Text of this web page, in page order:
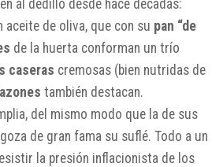
al dedillo desde hace décadas:
aceite de oliva, que con su pan “de
de la huerta conforman un trío
caseras cremosas (bien nutridas de
también destacan.
del mismo modo que la de sus
de gran fama su suflé. Todo a un
la presión inflacionista de los